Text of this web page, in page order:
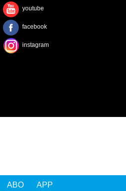
ABO APP
youtube
facebook
instagram